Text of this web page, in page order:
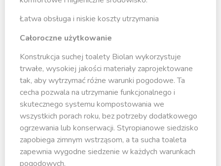
Łatwa obsługa i niskie koszty utrzymania
Całoroczne użytkowanie
Konstrukcja suchej toalety Biolan wykorzystuje
trwałe, wysokiej jakości materiały zaprojektowane
tak, aby wytrzymać różne warunki pogodowe. Ta
cecha pozwala na utrzymanie funkcjonalnego i
skutecznego systemu kompostowania we
wszystkich porach roku, bez potrzeby dodatkowego
ogrzewania lub konserwacji. Styropianowe siedzisko
zapobiega zimnym wstrząsom, a ta sucha toaleta
zapewnia wygodne siedzenie w każdych warunkach
pogodowych.